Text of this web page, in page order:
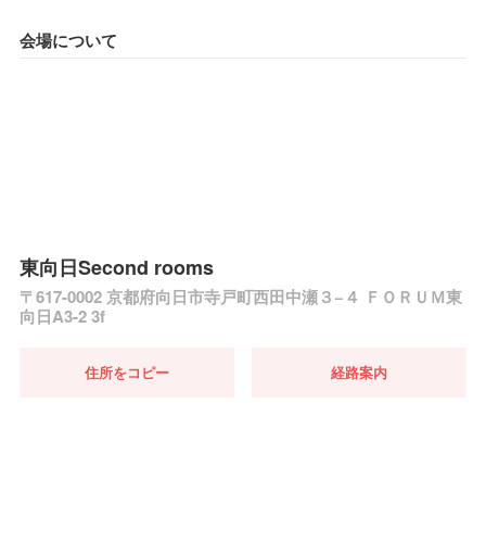
会場について
東向日Second rooms
〒617-0002 京都府向日市寺戸町西田中瀬３−４ ＦＯＲＵＭ東
向日A3-2 3f
住所をコピー 経路案内